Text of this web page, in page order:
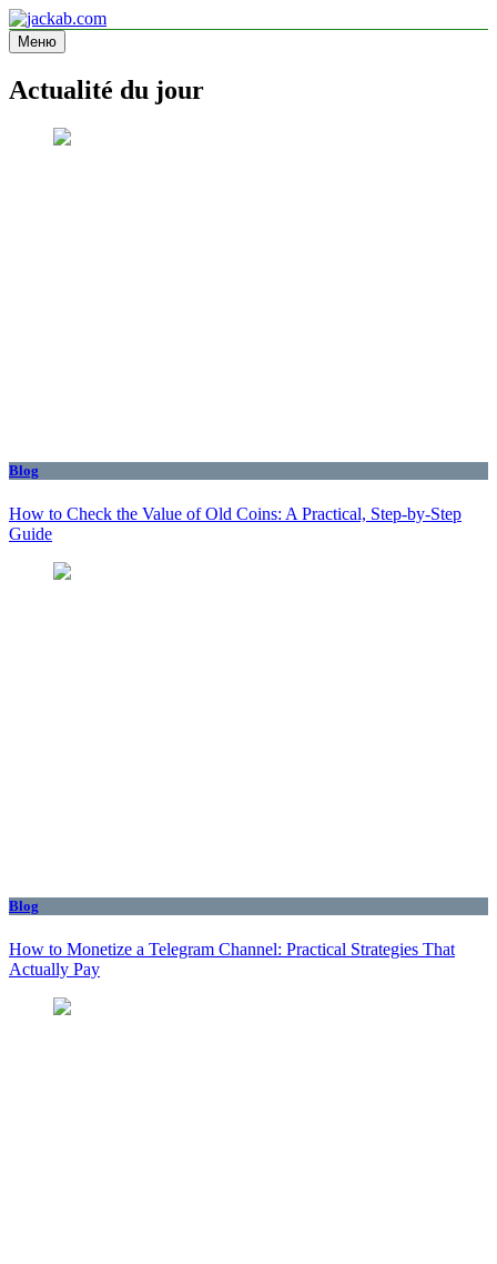
Перейти
к
содержимому
jackab.com
Site d'information
Меню
Actualité du jour
Blog
How to Check the Value of Old Coins: A Practical, Step-by-Step
Guide
Blog
How to Monetize a Telegram Channel: Practical Strategies That
Actually Pay